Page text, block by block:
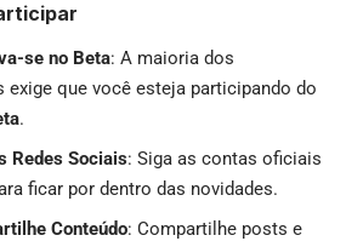
se no Beta: A maioria dos
exige que você esteja participando do
.
Redes Sociais: Siga as contas oficiais
ficar por dentro das novidades.
Conteúdo: Compartilhe posts e